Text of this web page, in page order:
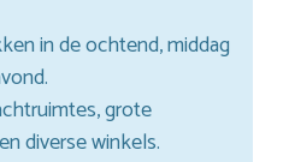
in de ochtend, middag
grote
diverse winkels.